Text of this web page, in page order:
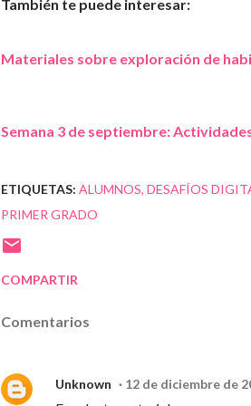
También te puede interesar:
Materiales sobre exploración de
Semana 3 de septiembre:
ETIQUETAS: ALUMNOS DESAFÍOS
PRIMER GRADO
COMPARTIR
Comentarios
Unknown 12 de diciembre de